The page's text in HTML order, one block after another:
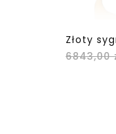
Złoty
6843,00